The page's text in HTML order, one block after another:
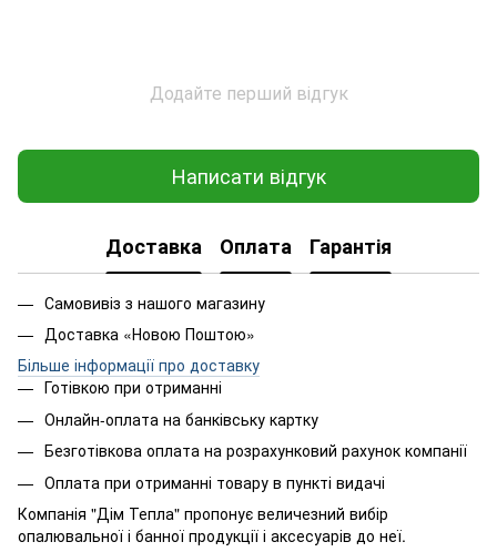
Додайте перший відгук
Написати відгук
Доставка Оплата Гарантія
Самовивіз з нашого магазину
Доставка «Новою Поштою»
Більше інформації про доставку
Готівкою при отриманні
Онлайн-оплата на банківську картку
Безготівкова оплата на розрахунковий рахунок компанії
Оплата при отриманні товару в пункті видачі
Компанія "Дім Тепла" пропонує величезний вибір
опалювальної і банної продукції і аксесуарів до неї.